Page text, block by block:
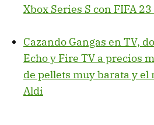
Xbox Series S con FIFA
Cazando Gangas en TV,
Echo y Fire TV a precios
de pellets muy barata y el
Aldi